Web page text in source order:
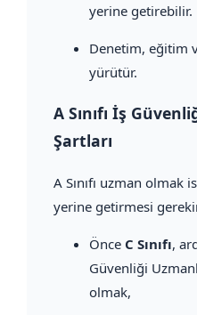
yerine getirebilir.
Denetim, eğitim
yürütür.
A Sınıfı İş
Şartları
A Sınıfı uzman olmak
yerine getirmesi
Önce C Sınıfı,
Güvenliği
olmak,